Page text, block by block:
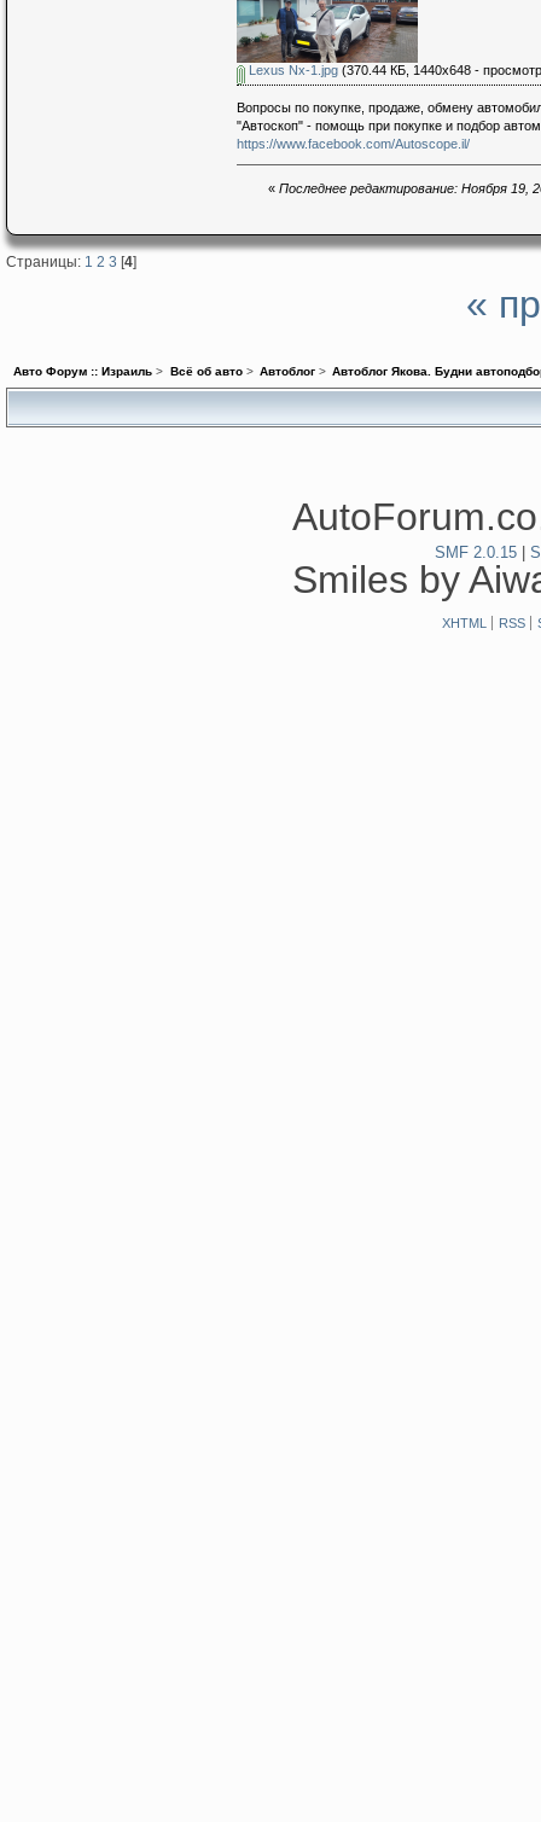
Lexus Nx-1.jpg(370.44 КБ, 1440x648 -
Вопросы по покупке, продаже, обмену
"Автоскоп" - помощь при покупке и подбор
https://www.facebook.com/Autoscope.il/
« Последнее редактирование: Ноября 19,
Страницы: 1 2 3 [4]
«
Авто Форум :: Израиль > Всё об авто> Автоблог> Автоблог Якова. Будни
SMF 2.0.15
Smiles by
XHTML RSS